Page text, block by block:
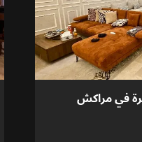
في مراكش